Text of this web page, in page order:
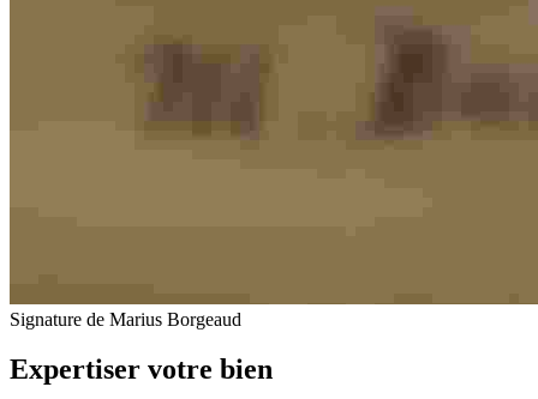
Signature de Marius Borgeaud
Expertiser votre bien